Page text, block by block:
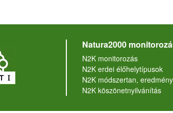
Natura2000
N2K monitorozás
N2K erdei élőhelytípusok
N2K módszertan,
N2K köszönetnyilvánítás